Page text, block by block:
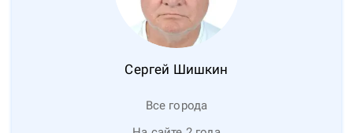
Сергей Шишкин
Все города